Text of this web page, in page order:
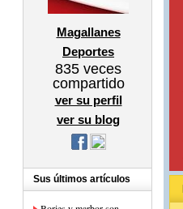
Magallanes
Deportes
835 veces
compartido
ver su perfil
ver su blog
Sus últimos artículos